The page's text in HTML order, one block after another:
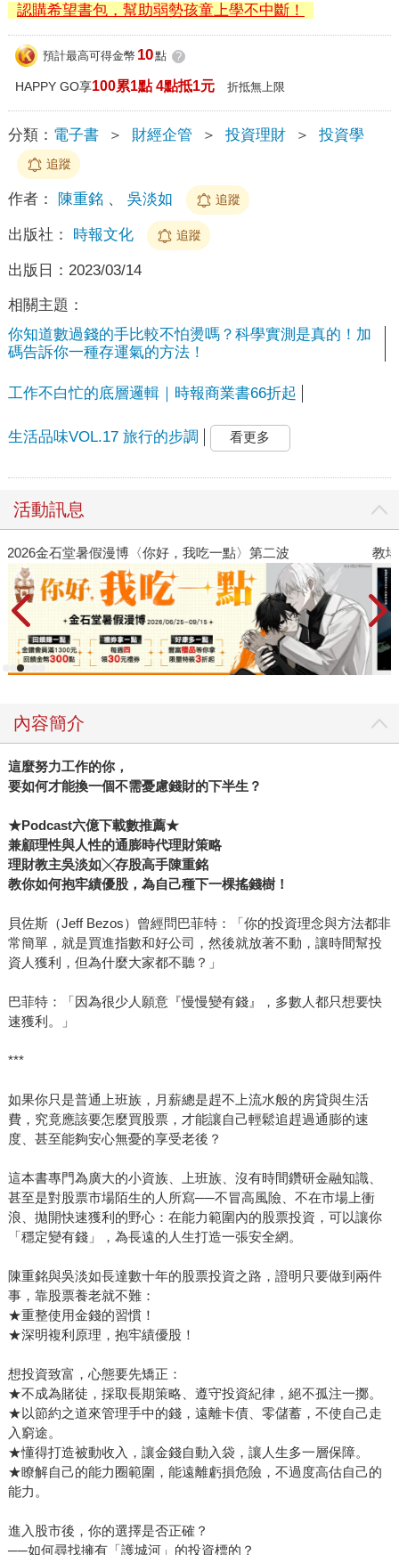
認購希望書包，幫助弱勢孩童上學不中斷！
預計最高可得金幣 10點 ?
HAPPY GO享100累1點 4點抵1元 折抵無上限
分類： 電子書 ＞ 財經企管 ＞ 投資理財 ＞ 投資學
追蹤
作者： 陳重銘 、 吳淡如 追蹤
出版社： 時報文化 追蹤
出版日： 2023/03/14
相關主題：
你知道數過錢的手比較不怕燙嗎？科學實測是真的！加
碼告訴你一種存運氣的方法！
工作不白忙的底層邏輯｜時報商業書66折起
生活品味VOL.17 旅行的步調 看更多
活動訊息
教場電影版
內容簡介
這麼努力工作的你，
要如何才能換一個不需憂慮錢財的下半生？
★Podcast六億下載數推薦★
兼顧理性與人性的通膨時代理財策略
理財教主吳淡如╳存股高手陳重銘
教你如何抱牢績優股，為自己種下一棵搖錢樹！
貝佐斯（Jeff Bezos）曾經問巴菲特：「你的投資理念與方法都非
常簡單，就是買進指數和好公司，然後就放著不動，讓時間幫投
資人獲利，但為什麼大家都不聽？」
巴菲特：「因為很少人願意『慢慢變有錢』，多數人都只想要快
速獲利。」
***
如果你只是普通上班族，月薪總是趕不上流水般的房貸與生活
費，究竟應該要怎麼買股票，才能讓自己輕鬆追趕過通膨的速
度、甚至能夠安心無憂的享受老後？
這本書專門為廣大的小資族、上班族、沒有時間鑽研金融知識、
甚至是對股票市場陌生的人所寫──不冒高風險、不在市場上衝
浪、拋開快速獲利的野心：在能力範圍內的股票投資，可以讓你
「穩定變有錢」，為長遠的人生打造一張安全網。
陳重銘與吳淡如長達數十年的股票投資之路，證明只要做到兩件
事，靠股票養老就不難：
★重整使用金錢的習慣！
★深明複利原理，抱牢績優股！
想投資致富，心態要先矯正：
★不成為賭徒，採取長期策略、遵守投資紀律，絕不孤注一擲。
★以節約之道來管理手中的錢，遠離卡債、零儲蓄，不使自己走
入窮途。
★懂得打造被動收入，讓金錢自動入袋，讓人生多一層保障。
★瞭解自己的能力圈範圍，能遠離虧損危險，不過度高估自己的
能力。
進入股市後，你的選擇是否正確？
──如何尋找擁有「護城河」的投資標的？